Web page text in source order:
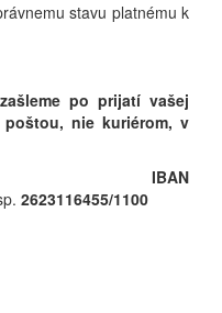
stavu platnému k
po prijatí vašej
nie kuriérom, v
IBAN
2623116455/1100